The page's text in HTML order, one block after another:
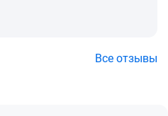
Все отзывы